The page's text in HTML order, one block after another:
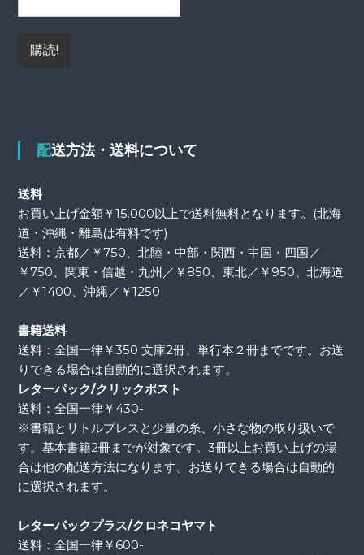
配送方法・送料について
送料
お買い上げ金額￥15.000以上で送料無料となります。(北海
道・沖縄・離島は有料です)
送料：京都／￥750、北陸・中部・関西・中国・四国／
￥750、関東・信越・九州／￥850、東北／￥950、北海道
／￥1400、沖縄／￥1250
書籍送料
送料：全国一律￥350 文庫2冊、単行本２冊までです。お送
りできる場合は自動的に選択されます。
レターパック/クリックポスト
送料：全国一律￥430-
※書籍とリトルプレスと少量の糸、小さな物の取り扱いで
す。基本書籍2冊までが対象です。3冊以上お買い上げの場
合は他の配送方法になります。お送りできる場合は自動的
に選択されます。
レターパックプラス/クロネコヤマト
送料：全国一律￥600-